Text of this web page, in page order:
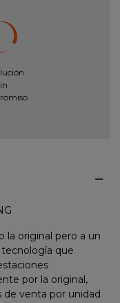
la original pero a un
que
por la original,
de venta por unidad